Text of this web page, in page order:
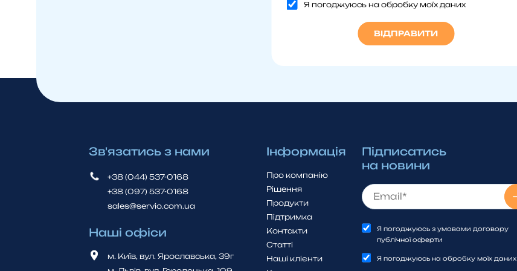
Я погоджуюсь на обробку моїх даних
Зв'язатись з нами
+38 (044) 537-0168
+38 (097) 537-0168
sales@servio.com.ua
Наші офіси
м. Київ, вул. Ярославська, 39г
Інформація
Про компанію
Рішення
Продукти
Підтримка
Контакти
Статті
Наші клієнти
Підписатись
на новини
Я погоджуюсь з умовами договору
публічної оферти
Я погоджуюсь на обробку моїх даних